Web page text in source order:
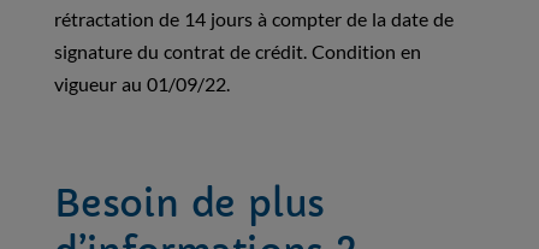
rétractation de 14 jours à compter de la date de
signature du contrat de crédit. Condition en
vigueur au 01/09/22.
Besoin de plus